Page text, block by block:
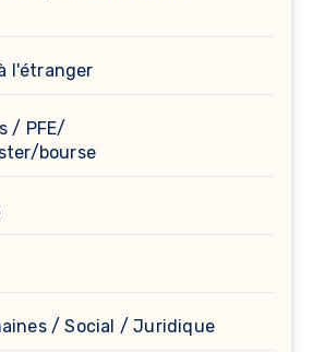
l'étranger
/ PFE/
bourse
/ Social / Juridique